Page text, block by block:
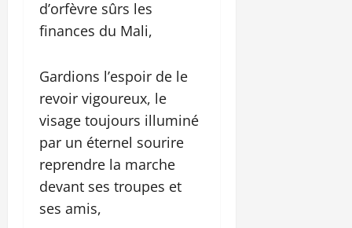
d’orfèvre sûrs les
finances du Mali,
Gardions l’espoir de le
revoir vigoureux, le
visage toujours illuminé
par un éternel sourire
reprendre la marche
devant ses troupes et
ses amis,